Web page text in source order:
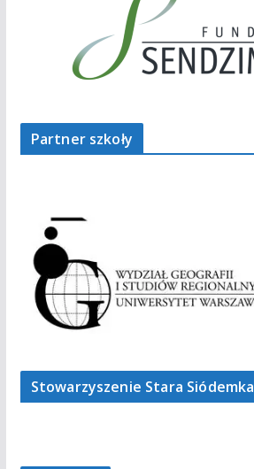
Partner szkoły
Stowarzyszenie Stara Siódemka